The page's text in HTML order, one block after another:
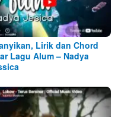
Lirik dan Chord
Lagu Alum – Nadya